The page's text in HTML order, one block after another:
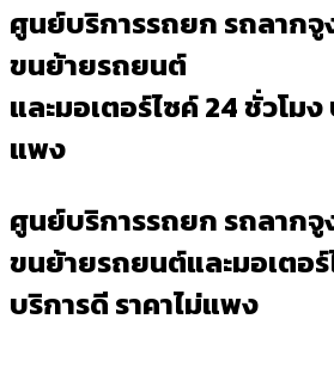
ศูนย์บริการรถยก รถลาก
ขนย้ายรถยนต์
และมอเตอร์ไซค์ 24 ชั่วโมง
แพง
ศูนย์บริการรถยก รถลาก
ขนย้ายรถยนต์และมอเตอร์
บริการดี ราคาไม่แพง